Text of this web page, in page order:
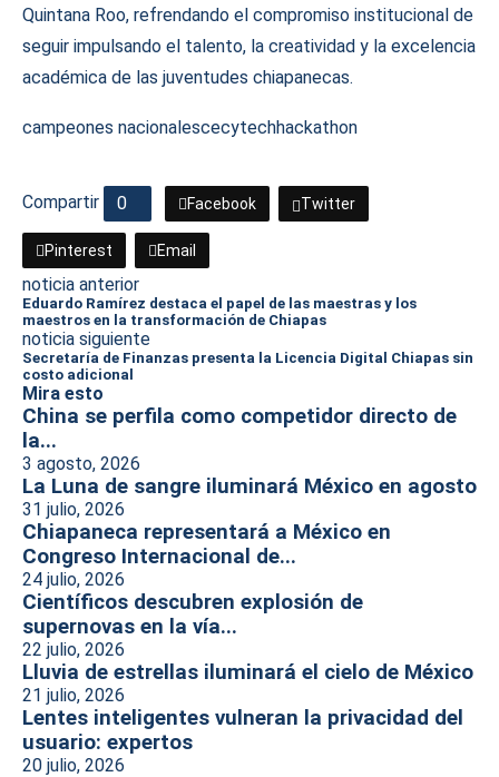
Quintana Roo, refrendando el compromiso institucional de
seguir impulsando el talento, la creatividad y la excelencia
académica de las juventudes chiapanecas.
campeones nacionalescecytechhackathon
Compartir 0 Facebook Twitter
Pinterest Email
noticia anterior
Eduardo Ramírez destaca el papel de las maestras y los
maestros en la transformación de Chiapas
noticia siguiente
Secretaría de Finanzas presenta la Licencia Digital Chiapas sin
costo adicional
Mira esto
China se perfila como competidor directo de
la...
3 agosto, 2026
La Luna de sangre iluminará México en agosto
31 julio, 2026
Chiapaneca representará a México en
Congreso Internacional de...
24 julio, 2026
Científicos descubren explosión de
supernovas en la vía...
22 julio, 2026
Lluvia de estrellas iluminará el cielo de México
21 julio, 2026
Lentes inteligentes vulneran la privacidad del
usuario: expertos
20 julio, 2026